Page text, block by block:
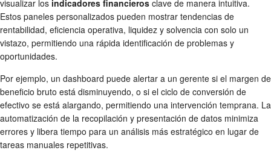
visualizar los indicadores financieros clave de manera intuitiva.
Estos paneles personalizados pueden mostrar tendencias de
rentabilidad, eficiencia operativa, liquidez y solvencia con solo un
vistazo, permitiendo una rápida identificación de problemas y
oportunidades.
Por ejemplo, un dashboard puede alertar a un gerente si el margen de
beneficio bruto está disminuyendo, o si el ciclo de conversión de
efectivo se está alargando, permitiendo una intervención temprana. La
automatización de la recopilación y presentación de datos minimiza
errores y libera tiempo para un análisis más estratégico en lugar de
tareas manuales repetitivas.